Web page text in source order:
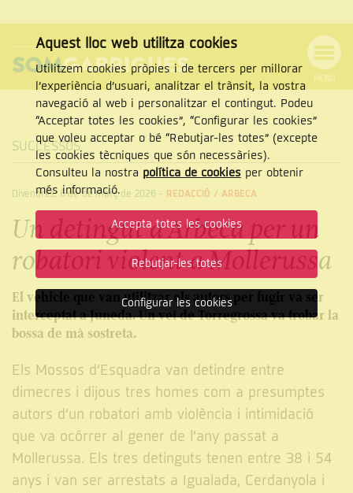
NAVEGACIÓ
MENÚ
Cercar
CERCAR
SUCCESSOS
Divendres, 6 de de març de 2026 - REDACCIÓ / ARBECA
Un detingut a Arbeca per un
robatori violent a Mollerussa
El vehicle que van utilitzar els autors per fugir va ser
interceptat a Juneda. Un veí de Torregrossa va trobar la
bossa de mà sostreta.
Els Mossos d’Esquadra van detindre entre
dimecres i dijous tres homes com a presumptes
autors d’un robatori amb violència i intimidació
que va ocórrer al gener de l’any passat a
Mollerussa. Els tres detinguts tenen entre 38 i 54
anys i van ser arrestats a Igualada, Cerdanyola i
Aquest lloc web utilitza cookies
Utilitzem cookies pròpies i de tercers per millorar
l’experiència d’usuari, analitzar el trànsit, la vostra
navegació al web i personalitzar el contingut. Podeu
“Acceptar totes les cookies”, “Configurar les cookies”
que voleu acceptar o bé “Rebutjar-les totes” (excepte
les cookies tècniques que són necessàries).
Consulteu la nostra política de cookiesper obtenir
més informació.
Accepta totes les cookies
Rebutjar-les totes
Configurar les cookies